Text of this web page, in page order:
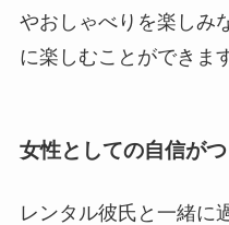
やおしゃべりを楽しみ
に楽しむことができま
女性としての自信がつ
レンタル彼氏と一緒に